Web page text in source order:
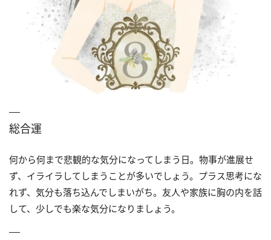
総合運
何から何まで悲観的な気分になってしまう日。物事が進展せ
ず、イライラしてしまうことが多いでしょう。プラス思考にな
れず、気分も落ち込んでしまいがち。友人や家族に胸の内を話
して、少しでも楽な気分になりましょう。